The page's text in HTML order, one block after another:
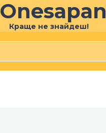
Onesapan
Краще не знайдеш!